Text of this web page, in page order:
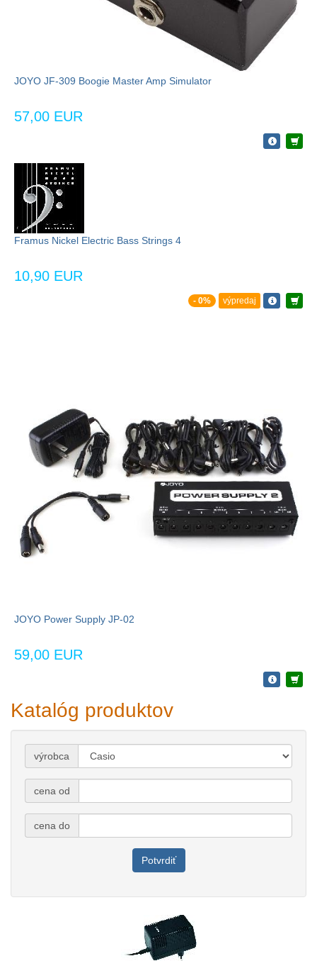
JOYO JF-309 Boogie Master Amp Simulator
57,00 EUR
Framus Nickel Electric Bass Strings 4
10,90 EUR
- 0% výpredaj
JOYO Power Supply JP-02
59,00 EUR
Katalóg produktov
výrobca
cena od
cena do
Potvrdiť